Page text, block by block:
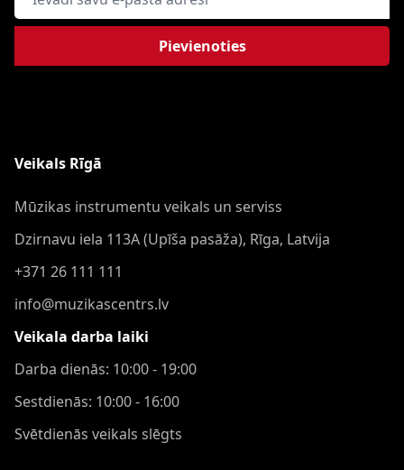
Pievienoties
Veikals Rīgā
Mūzikas instrumentu veikals un serviss
Dzirnavu iela 113A (Upīša pasāža), Rīga, Latvija
+371 26 111 111
info@muzikascentrs.lv
Veikala darba laiki
Darba dienās: 10:00 - 19:00
Sestdienās: 10:00 - 16:00
Svētdienās veikals slēgts